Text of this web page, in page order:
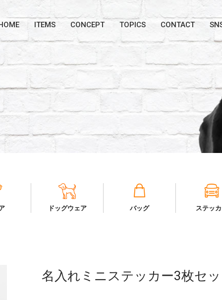
ITEMS CONCEPT TOPICS CONTACT
ドッグウェア バッグ ステッ
名入れミニステッカー3枚セッ